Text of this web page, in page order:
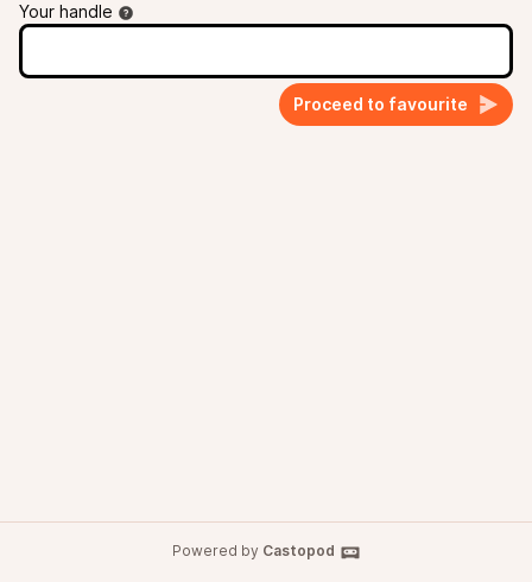
Your handle
Proceed to favourite
Powered by Castopod